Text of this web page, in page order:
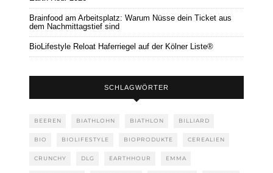
Brainfood am Arbeitsplatz: Warum Nüsse dein Ticket aus
dem Nachmittagstief sind
BioLifestyle Reloat Haferriegel auf der Kölner Liste®
SCHLAGWÖRTER
BEEREN BIATHLOHN BIATHLON BILLIARD
BIO BIOLIFESTYLE BIOPRODUKTE CEREALIEN
CRUNCHY DLG EARTHHOUR EMMA